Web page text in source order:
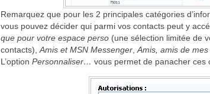
Remarquez que pour les 2 principales catégories
vous pouvez décider qui parmi vos contacts peut y
que pour votre espace perso (une sélection limitée de
contacts), Amis et MSN Messenger Amis, amis de
L’option Personnaliser… vous permet de panacher ces